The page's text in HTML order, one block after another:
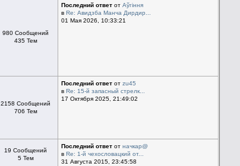
980 Сообщений
435 Тем
Последний ответот Aўгiння
в Re: Авидзба Манча Дирдир...
01 Мая 2026, 10:33:21
2158 Сообщений
706 Тем
Последний ответот zu45
в Re: 15-й запасный стрелк...
17 Октября 2025, 21:49:02
19 Сообщений
5 Тем
Последний ответот начкар@
в Re: 1-й чехословацкий от...
31 Августа 2015, 23:45:58